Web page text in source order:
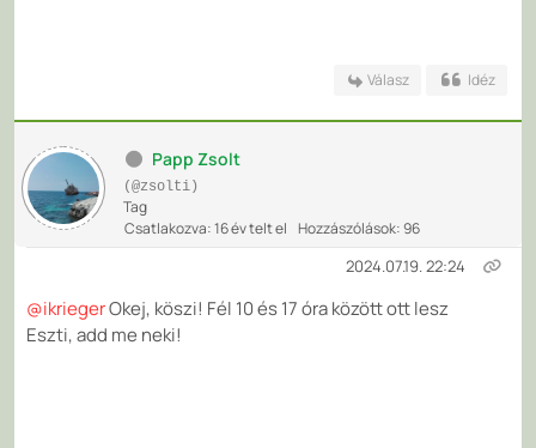
Válasz Idéz
Papp Zsolt
(@zsolti)
Tag
Csatlakozva: 16 év telt el Hozzászólások: 96
2024.07.19. 22:24
@ikriegerOkej, köszi! Fél 10 és 17 óra között ott lesz
Eszti, add me neki!